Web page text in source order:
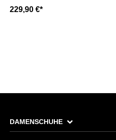
of blue/ blau
229,90 €*
DAMENSCHUHE